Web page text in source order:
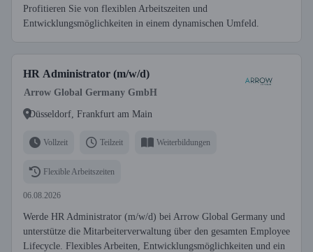
Profitieren Sie von flexiblen Arbeitszeiten und
Entwicklungsmöglichkeiten in einem dynamischen Umfeld.
HR Administrator (m/w/d)
Arrow Global Germany GmbH
Düsseldorf, Frankfurt am Main
Vollzeit Teilzeit Weiterbildungen
Flexible Arbeitszeiten
06.08.2026
Werde HR Administrator (m/w/d) bei Arrow Global Germany und
unterstütze die Mitarbeiterverwaltung über den gesamten Employee
Lifecycle. Flexibles Arbeiten, Entwicklungsmöglichkeiten und ein